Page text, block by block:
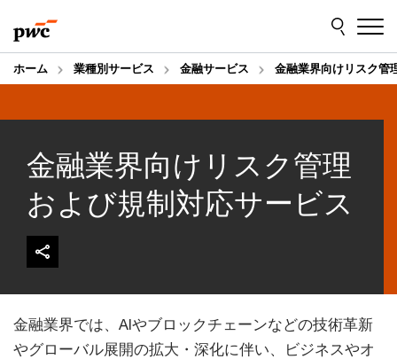
to
content
to
footer
ホーム 業種別サービス 金融サービス 金融業界向けリスク管
金融業界向けリスク管理
および規制対応サービス
金融業界では、AIやブロックチェーンなどの技術革新
やグローバル展開の拡大・深化に伴い、ビジネスやオ